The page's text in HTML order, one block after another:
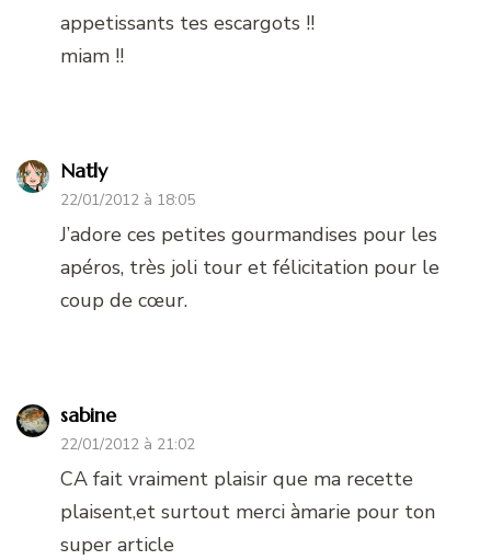
appetissants tes escargots !!
miam !!
Natly
22/01/2012 à 18:05
J’adore ces petites gourmandises pour les
apéros, très joli tour et félicitation pour le
coup de cœur.
sabine
22/01/2012 à 21:02
CA fait vraiment plaisir que ma recette
plaisent,et surtout merci àmarie pour ton
super article